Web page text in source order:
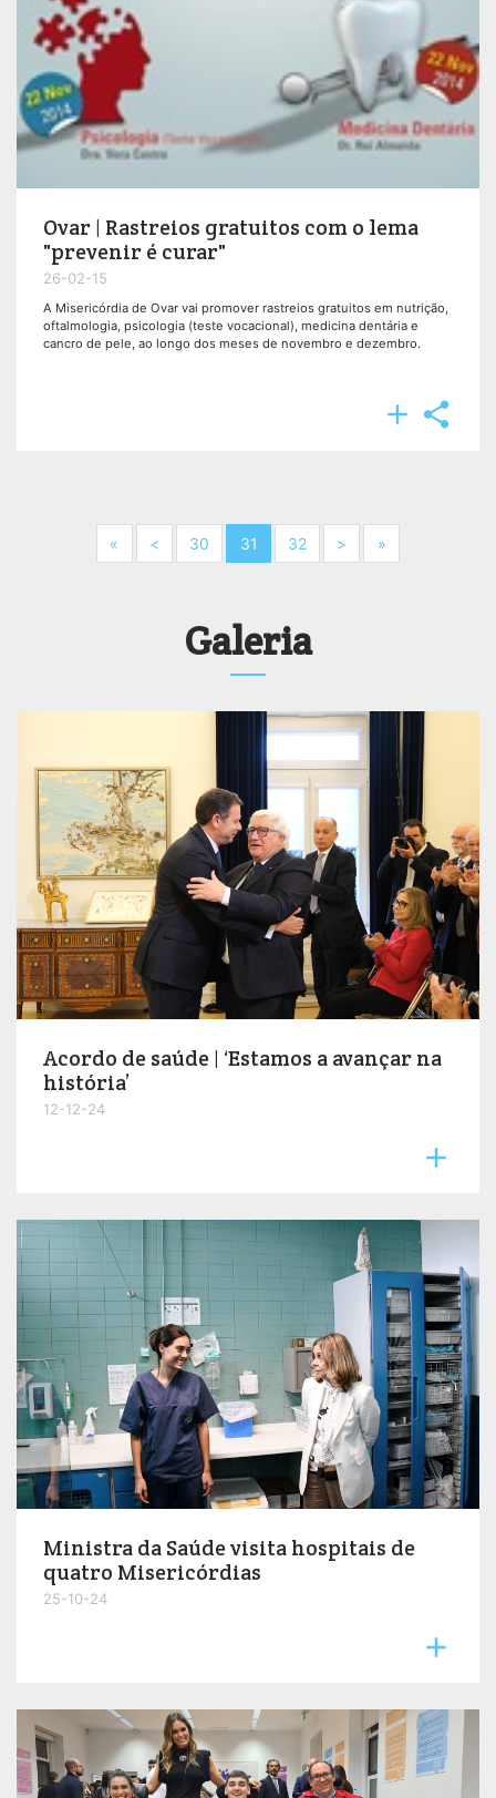
Ovar | Rastreios gratuitos com o lema
"prevenir é curar"
26-02-15
A Misericórdia de Ovar vai promover rastreios gratuitos em nutrição,
oftalmologia, psicologia (teste vocacional), medicina dentária e
cancro de pele, ao longo dos meses de novembro e dezembro.
 
« Next<Previous
30 31 32 > Next»Next
Galeria
Acordo de saúde | ‘Estamos a avançar na
história’
12-12-24

Ministra da Saúde visita hospitais de
quatro Misericórdias
25-10-24
